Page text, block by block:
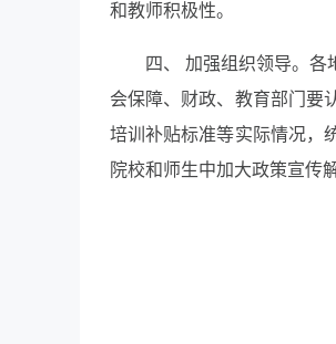
和教师积极性。
四、 加强组织领导。 各
会保障、财政、教育部门要
培训补贴标准等实际情况，
院校和师生中加大政策宣传